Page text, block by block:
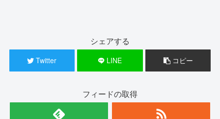
シェアする
Twitter LINE コピー
フィードの取得